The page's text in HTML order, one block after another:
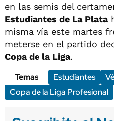
en las semis del
Estudiantes de La Plata
misma vía este martes
meterse en el partido
Copa de la Liga.
Temas
Estudiantes
Copa de la Liga Profesional